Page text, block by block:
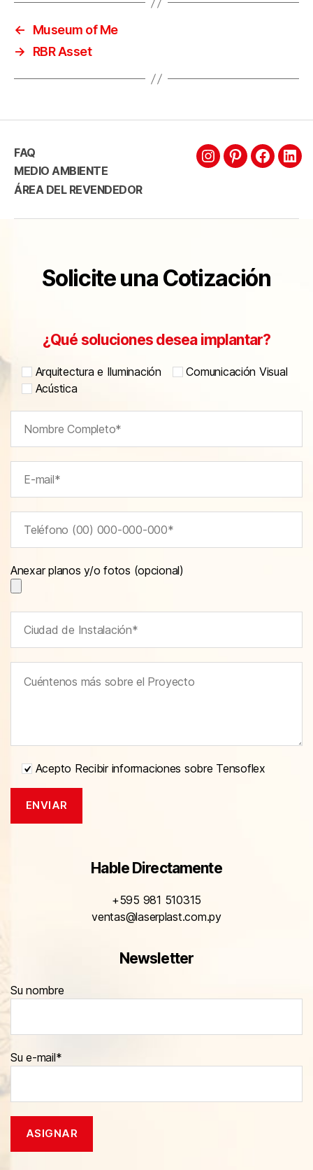
←
Museum of Me
→
RBR Asset
FAQ
MEDIO AMBIENTE
ÁREA DEL REVENDEDOR
Solicite una Cotización
¿Qué soluciones desea implantar?
Arquitectura e Iluminación
Comunicación Visual
Acústica
Anexar planos y/o fotos (opcional)
Acepto Recibir informaciones sobre Tensoflex
Hable Directamente
+595 981 510315
ventas@laserplast.com.py
Newsletter
Su nombre
Su e-mail*